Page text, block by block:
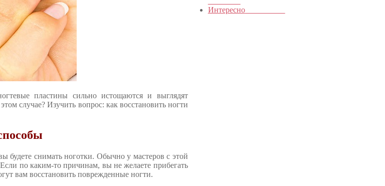
пластины сильно истощаются и выглядят
случае? Изучить вопрос: как восстановить ногти
будете снимать ноготки. Обычно у мастеров с этой
по каким-то причинам, вы не желаете прибегать
вам восстановить поврежденные ногти.
ИнтересноОбо всем…